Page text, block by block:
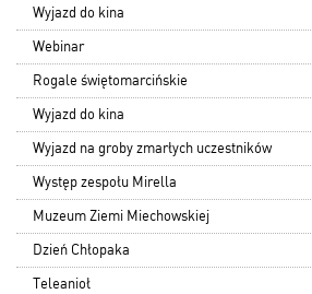
Wyjazd do kina
Webinar
Rogale świętomarcińskie
Wyjazd do kina
Wyjazd na groby zmarłych uczestników
Występ zespołu Mirella
Muzeum Ziemi Miechowskiej
Dzień Chłopaka
Teleanioł